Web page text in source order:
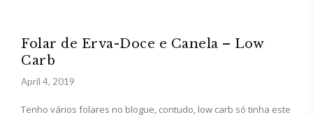
Folar de Erva-Doce e Canela – Low
Carb
April 4, 2019
Tenho vários folares no blogue, contudo, low carb só tinha este